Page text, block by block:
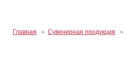
Главная » Сувенирная продукция »